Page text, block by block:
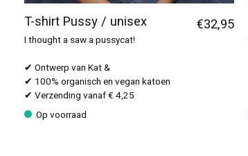
T-shirt Pussy / unisex
I thought a saw a pussycat!
✔ Ontwerp van Kat &
✔ 100% organisch en vegan katoen
✔ Verzending vanaf € 4,25
Op voorraad
€32,95